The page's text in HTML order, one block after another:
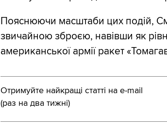
Пояснюючи масштаби цих подій,
звичайною зброєю, навівши як
американської армії ракет
Отримуйте найкращі статті на e-mail
(раз на два тижні)